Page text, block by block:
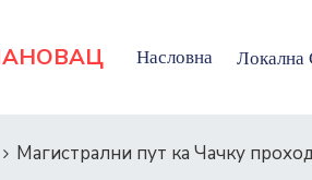
Насловна Локална
Магистрални пут ка Чачку